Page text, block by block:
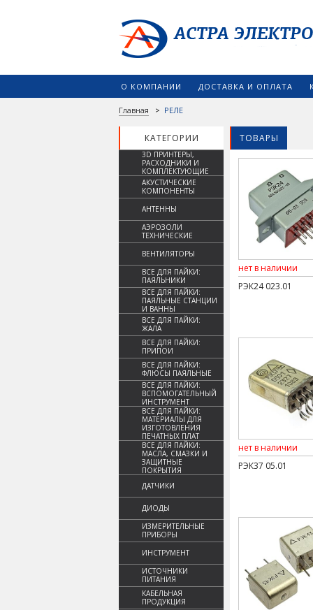
О КОМПАНИИ ДОСТАВКА И ОПЛАТА
Главная > РЕЛЕ
КАТЕГОРИИ ТОВАРЫ
3D ПРИНТЕРЫ,
РАСХОДНИКИ И
КОМПЛЕКТУЮЩИЕ
АКУСТИЧЕСКИЕ
КОМПОНЕНТЫ
АНТЕННЫ
АЭРОЗОЛИ
ТЕХНИЧЕСКИЕ
ВЕНТИЛЯТОРЫ
ВСЕ ДЛЯ ПАЙКИ:
ПАЯЛЬНИКИ
ВСЕ ДЛЯ ПАЙКИ:
ПАЯЛЬНЫЕ СТАНЦИИ
И ВАННЫ
ВСЕ ДЛЯ ПАЙКИ:
ЖАЛА
ВСЕ ДЛЯ ПАЙКИ:
ПРИПОИ
ВСЕ ДЛЯ ПАЙКИ:
ФЛЮСЫ ПАЯЛЬНЫЕ
ВСЕ ДЛЯ ПАЙКИ:
ВСПОМОГАТЕЛЬНЫЙ
ИНСТРУМЕНТ
ВСЕ ДЛЯ ПАЙКИ:
МАТЕРИАЛЫ ДЛЯ
ИЗГОТОВЛЕНИЯ
ПЕЧАТНЫХ ПЛАТ
ВСЕ ДЛЯ ПАЙКИ:
МАСЛА, СМАЗКИ И
ЗАЩИТНЫЕ
ПОКРЫТИЯ
ДАТЧИКИ
ДИОДЫ
ИЗМЕРИТЕЛЬНЫЕ
ПРИБОРЫ
ИНСТРУМЕНТ
ИСТОЧНИКИ
ПИТАНИЯ
КАБЕЛЬНАЯ
ПРОДУКЦИЯ
нет в наличии
РЭК24 023.01
нет в наличии
РЭК37 05.01